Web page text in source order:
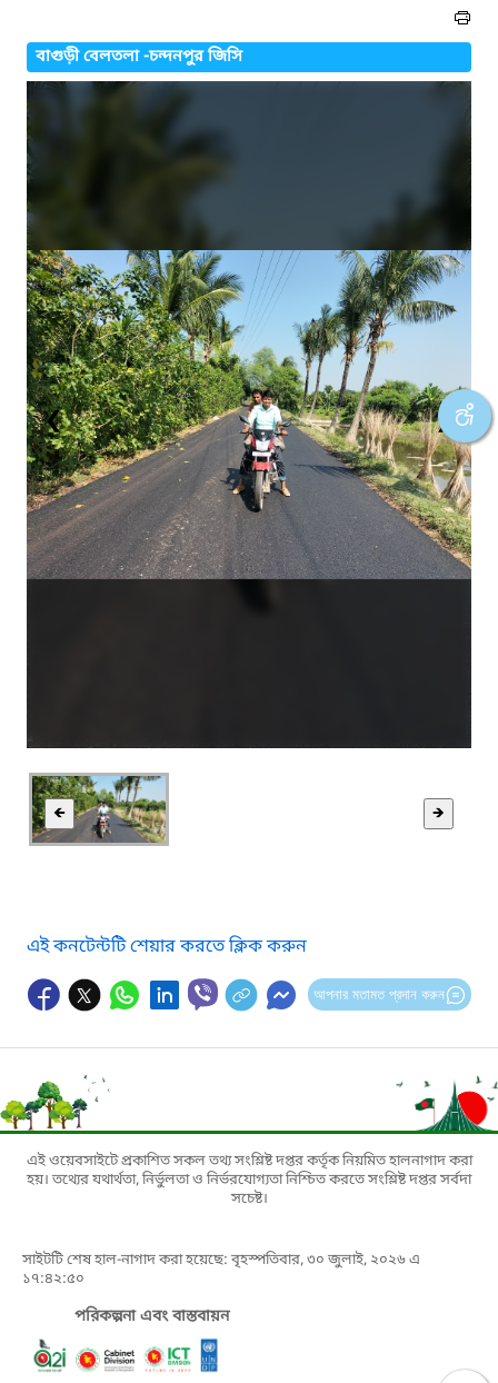
বাগুড়ী বেলতলা -চন্দনপুর জিসি
❮ ❯
🡸 🡺
এই কনটেন্টটি শেয়ার করতে ক্লিক করুন
আপনার মতামত প্রদান করুন
এই ওয়েবসাইটে প্রকাশিত সকল তথ্য সংশ্লিষ্ট দপ্তর কর্তৃক নিয়মিত হালনাগাদ করা
হয়। তথ্যের যথার্থতা, নির্ভুলতা ও নির্ভরযোগ্যতা নিশ্চিত করতে সংশ্লিষ্ট দপ্তর সর্বদা
সচেষ্ট।
সাইটটি শেষ হাল-নাগাদ করা হয়েছে: বৃহস্পতিবার, ৩০ জুলাই, ২০২৬ এ
১৭:৪২:৫০
পরিকল্পনা এবং বাস্তবায়ন